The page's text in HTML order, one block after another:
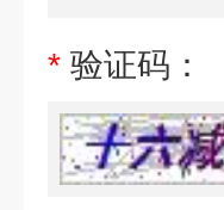
* 验证码：